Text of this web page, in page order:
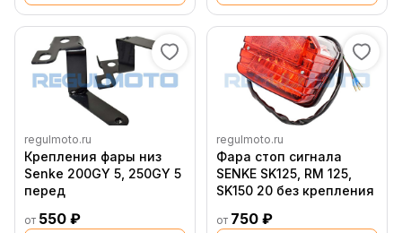
regulmoto.ru
Крепления фары низ
Senke 200GY 5, 250GY 5
перед
от 550 ₽
regulmoto.ru
Фара стоп сигнала
SENKE SK125, RM 125,
SK150 20 без крепления
от 750 ₽